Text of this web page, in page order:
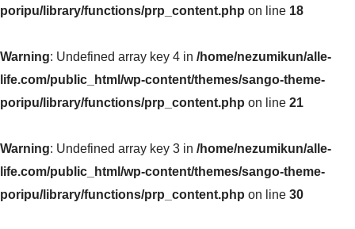
poripu/library/functions/prp_content.php on line 18
Warning: Undefined array key 4 in /home/nezumikun/alle-
life.com/public_html/wp-content/themes/sango-theme-
poripu/library/functions/prp_content.php on line 21
Warning: Undefined array key 3 in /home/nezumikun/alle-
life.com/public_html/wp-content/themes/sango-theme-
poripu/library/functions/prp_content.php on line 30